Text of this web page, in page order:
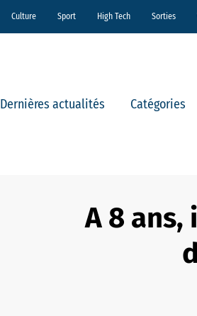
Culture Sport High Tech Sorties
Dernières actualités Catégories
A 8